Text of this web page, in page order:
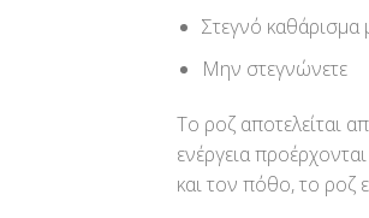
Στεγνό καθάρισμα
Μην στεγνώνετε
Το ροζ αποτελείται
ενέργεια
και τον πόθο, το ροζ